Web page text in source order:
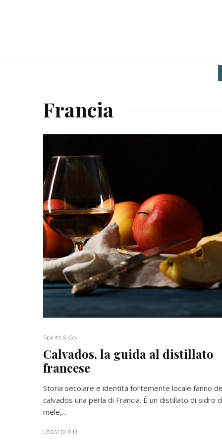
Francia
Spirits & Co.
Calvados, la guida al distillato
francese
Storia secolare e identità fortemente locale fanno
calvados una perla di Francia. È un distillato di sidro
mele,...
LEGGI DI PIÙ